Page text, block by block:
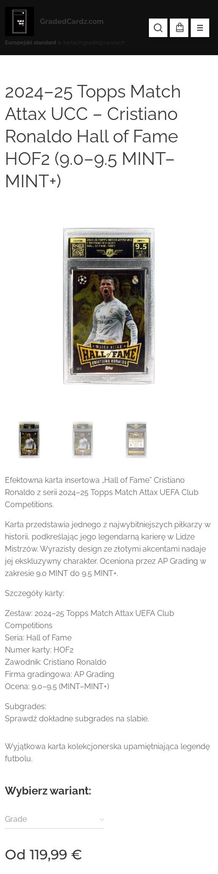
GradedCardz.com
Europejski standard w kartach gradingowanych
2024–25 Topps Match
Attax UCC – Cristiano
Ronaldo Hall of Fame
HOF2 (9.0–9.5 MINT–
MINT+)
Efektowna karta insertowa „Hall of Fame” Cristiano
Ronaldo z serii 2024–25 Topps Match Attax UEFA Club
Competitions.
Karta przedstawia jednego z najwybitniejszych piłkarzy w
historii, podkreślając jego legendarną karierę w Lidze
Mistrzów. Wyrazisty design ze złotymi akcentami nadaje
jej ekskluzywny charakter. Oceniona przez AP Grading w
zakresie 9.0 MINT do 9.5 MINT+.
Szczegóły karty:
Zestaw: 2024–25 Topps Match Attax UEFA Club
Competitions
Seria: Hall of Fame
Numer karty: HOF2
Zawodnik: Cristiano Ronaldo
Firma gradingowa: AP Grading
Ocena: 9.0–9.5 (MINT–MINT+)
Subgrades:
Sprawdź dokładne subgrades na slabie.
Wyjątkowa karta kolekcjonerska upamiętniająca legendę
futbolu.
Wybierz wariant:
Grade
Od 119,99 €